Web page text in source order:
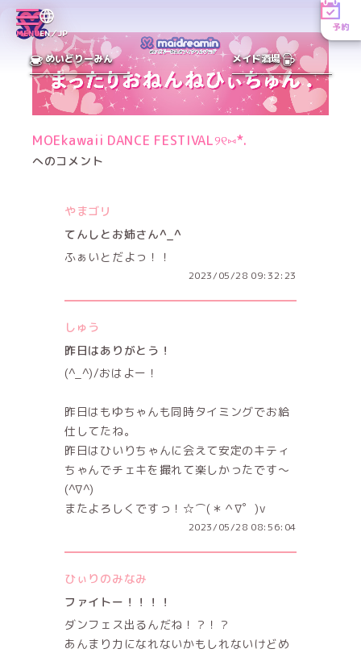
MENUEN／JP
予約
めいどりーみん メイド酒場
MOEkawaii DANCE FESTIVAL୨୧⑅*.
へのコメント
やまゴリ
てんしとお姉さん^_^
ふぁいとだよっ！！
2023/05/28 09:32:23
しゅう
昨日はありがとう！
(^_^)/おはよー！
昨日はもゆちゃんも同時タイミングでお給
仕してたね。
昨日はひいりちゃんに会えて安定のキティ
ちゃんでチェキを撮れて楽しかったです～
(^∇^)
またよろしくですっ！☆⌒(＊＾∇゜)v
2023/05/28 08:56:04
ひぃりのみなみ
ファイトー！！！！
ダンフェス出るんだね！？！？
あんまり力になれないかもしれないけどめ